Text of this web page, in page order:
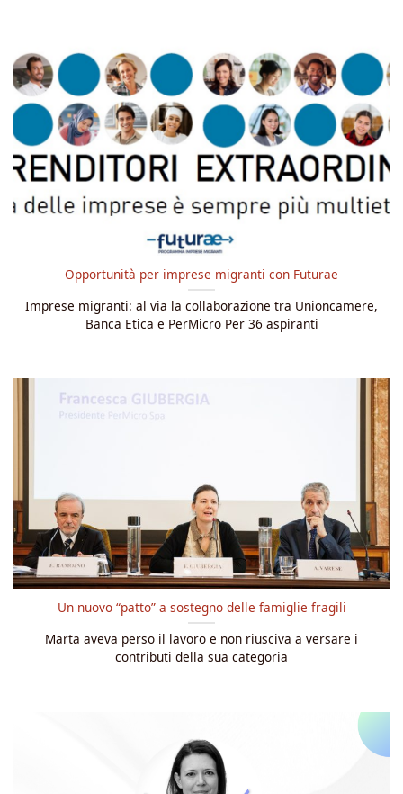
Opportunità per imprese migranti con Futurae
Imprese migranti: al via la collaborazione tra Unioncamere,
Banca Etica e PerMicro Per 36 aspiranti
Un nuovo “patto” a sostegno delle famiglie fragili
Marta aveva perso il lavoro e non riusciva a versare i
contributi della sua categoria